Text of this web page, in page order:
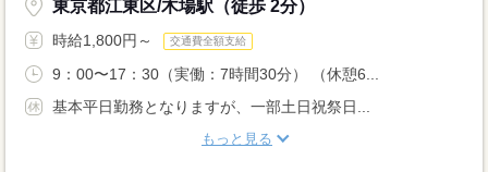
東京都江東区/木場駅（徒歩 2分）
時給1,800円～ 交通費全額支給
9：00〜17：30（実働：7時間30分） （休憩6...
基本平日勤務となりますが、一部土日祝祭日...
もっと見る